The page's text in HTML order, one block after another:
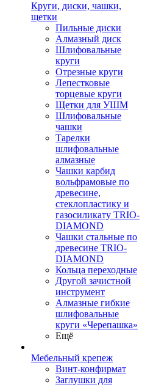
Круги, диски, чашки,
щетки
Пильные диски
Алмазный диск
Шлифовальные
круги
Отрезные круги
Лепестковые
торцевые круги
Щетки для УШМ
Шлифовальные
чашки
Тарелки
шлифовальные
алмазные
Чашки карбид
вольфрамовые по
древесине,
стеклопластику и
газосиликату TRIO-
DIAMOND
Чашки стальные по
древесине TRIO-
DIAMOND
Кольца переходные
Другой зачистной
инструмент
Алмазные гибкие
шлифовальные
круги «Черепашка»
Ещё
Мебельный крепеж
Винт-конфирмат
Заглушки для